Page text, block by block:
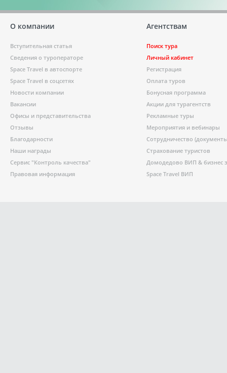
О компании
Вступительная статья
Сведения о туроператоре
Space Travel в автоспорте
Space Travel в соцсетях
Новости компании
Вакансии
Офисы и представительства
Отзывы
Благодарности
Наши награды
Сервис "Контроль качества"
Правовая информация
Агентствам
Поиск тура
Личный кабинет
Регистрация
Оплата туров
Бонусная программа
Акции для турагентств
Рекламные туры
Мероприятия и вебинары
Сотрудничество
Страхование туристов
Домодедово ВИП & бизнес
Space Travel ВИП